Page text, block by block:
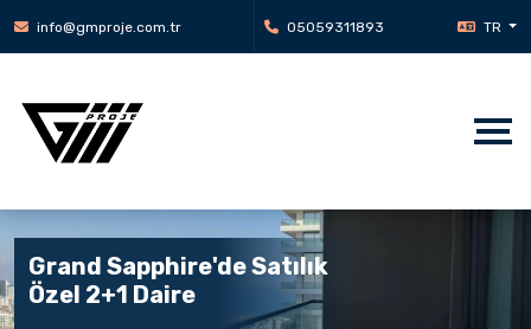
info@gmproje.com.tr 05059311893 TR
Grand Sapphire'de Satılık
Özel 2+1 Daire